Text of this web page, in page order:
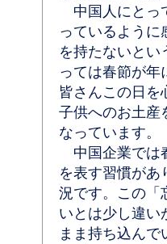
中国人にとっ
っているように
を持たないとい
っては春節が年
皆さんこの日を
子供へのお土産
なっています。
中国企業では
を表す習慣があ
況です。この「
いとは少し違い
まま持ち込ん